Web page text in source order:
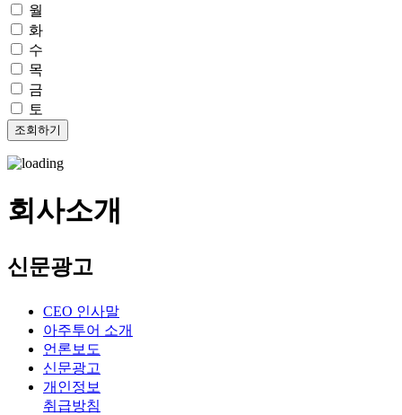
월
화
수
목
금
토
회사소개
신문광고
CEO 인사말
아주투어 소개
언론보도
신문광고
개인정보
취급방침